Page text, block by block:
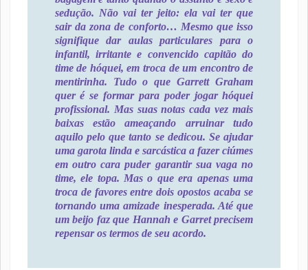
sedução. Não vai ter jeito: ela vai ter que
sair da zona de conforto… Mesmo que isso
signifique dar aulas particulares para o
infantil, irritante e convencido capitão do
time de hóquei, em troca de um encontro de
mentirinha. Tudo o que Garrett Graham
quer é se formar para poder jogar hóquei
profissional. Mas suas notas cada vez mais
baixas estão ameaçando arruinar tudo
aquilo pelo que tanto se dedicou. Se ajudar
uma garota linda e sarcástica a fazer ciúmes
em outro cara puder garantir sua vaga no
time, ele topa. Mas o que era apenas uma
troca de favores entre dois opostos acaba se
tornando uma amizade inesperada. Até que
um beijo faz que Hannah e Garret precisem
repensar os termos de seu acordo.